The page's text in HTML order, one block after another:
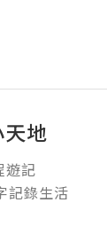
地
遊記
記錄生活